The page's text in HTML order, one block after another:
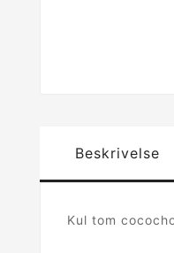
Beskrivelse
Kul tom